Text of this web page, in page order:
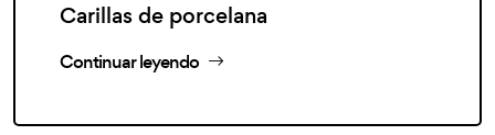
Carillas de porcelana
Continuar leyendo